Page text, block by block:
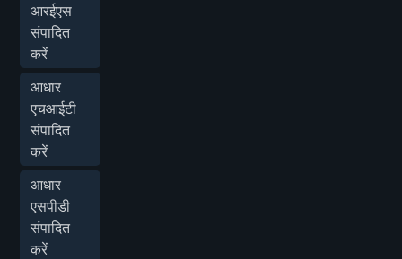
आरईएस
संपादित
करें
आधार
एचआईटी
संपादित
करें
आधार
एसपीडी
संपादित
करें